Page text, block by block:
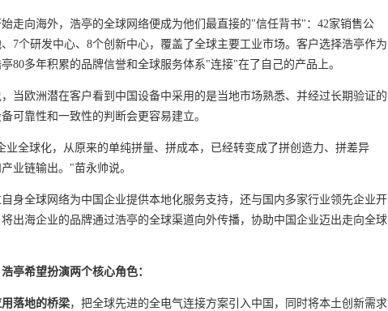
走向海外，浩亭的全球网络便成为他们最直接的"信任背书"：42家销售公
7个研发中心、8个创新中心，覆盖了全球主要工业市场。客户选择浩亭作为
80多年积累的品牌信誉和全球服务体系"连接"在了自己的产品上。
当欧洲潜在客户看到中国设备中采用的是当地市场熟悉、并经过长期验证的
可靠性和一致性的判断会更容易建立。
业全球化，从原来的单纯拼量、拼成本，已经转变成了拼创造力、拼差异
业链输出。"苗永帅说。
身全球网络为中国企业提供本地化服务支持，还与国内多家行业领先企业开
出海企业的品牌通过浩亭的全球渠道向外传播，协助中国企业迈出走向全球
亭希望扮演两个核心角色：
落地的桥梁，把全球先进的全电气连接方案引入中国，同时将本土创新需求